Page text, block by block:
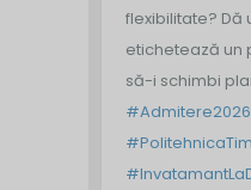
flexibilitate? Dă
etichetează un
să-i schimbi
#Admitere2026